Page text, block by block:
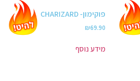
פוקימון- CHARIZARD
₪69.90
מידע נוסף